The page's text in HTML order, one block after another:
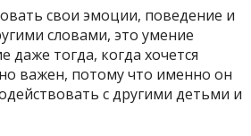
свои эмоции, поведение и
словами, это умение
тогда, когда хочется
важен, потому что именно он
с другими детьми и